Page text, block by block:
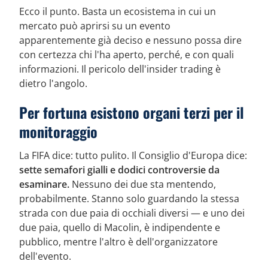
Ecco il punto. Basta un ecosistema in cui un
mercato può aprirsi su un evento
apparentemente già deciso e nessuno possa dire
con certezza chi l'ha aperto, perché, e con quali
informazioni. Il pericolo dell'insider trading è
dietro l'angolo.
Per fortuna esistono organi terzi per il
monitoraggio
La FIFA dice: tutto pulito. Il Consiglio d'Europa dice:
sette semafori gialli e dodici controversie da
esaminare. Nessuno dei due sta mentendo,
probabilmente. Stanno solo guardando la stessa
strada con due paia di occhiali diversi — e uno dei
due paia, quello di Macolin, è indipendente e
pubblico, mentre l'altro è dell'organizzatore
dell'evento.